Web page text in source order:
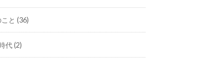
こと(36)
代(2)